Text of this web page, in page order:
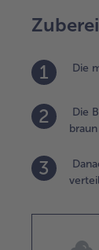
1 Die
2
Die
3